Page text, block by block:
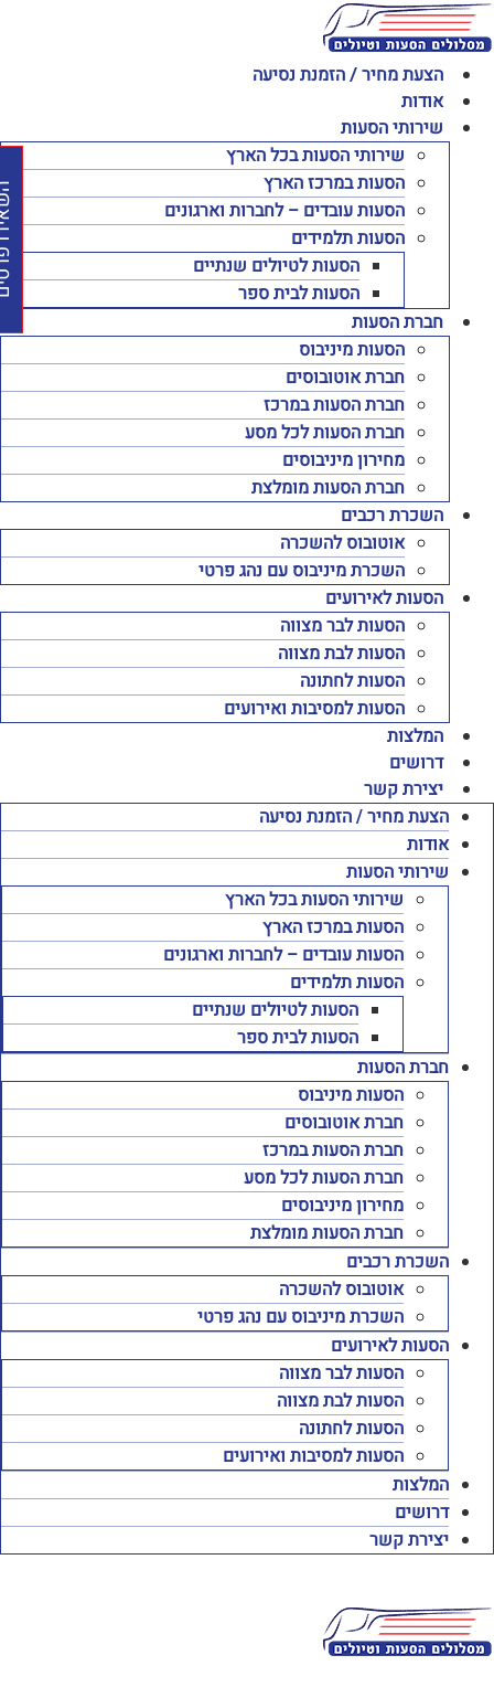
הצעת מחיר / הזמנת נסיעה
אודות
שירותי הסעות
שירותי הסעות בכל הארץ
הסעות במרכז הארץ
הסעות עובדים – לחברות וארגונים
הסעות תלמידים
הסעות לטיולים שנתיים
הסעות לבית ספר
חברת הסעות
הסעות מיניבוס
חברת אוטובוסים
חברת הסעות במרכז
חברת הסעות לכל מסע
מחירון מיניבוסים
חברת הסעות מומלצת
השכרת רכבים
אוטובוס להשכרה
השכרת מיניבוס עם נהג פרטי
הסעות לאירועים
הסעות לבר מצווה
הסעות לבת מצווה
הסעות לחתונה
הסעות למסיבות ואירועים
המלצות
דרושים
יצירת קשר
הצעת מחיר / הזמנת נסיעה
אודות
שירותי הסעות
שירותי הסעות בכל הארץ
הסעות במרכז הארץ
הסעות עובדים – לחברות וארגונים
הסעות תלמידים
הסעות לטיולים שנתיים
הסעות לבית ספר
חברת הסעות
הסעות מיניבוס
חברת אוטובוסים
חברת הסעות במרכז
חברת הסעות לכל מסע
מחירון מיניבוסים
חברת הסעות מומלצת
השכרת רכבים
אוטובוס להשכרה
השכרת מיניבוס עם נהג פרטי
הסעות לאירועים
הסעות לבר מצווה
הסעות לבת מצווה
הסעות לחתונה
הסעות למסיבות ואירועים
המלצות
דרושים
יצירת קשר